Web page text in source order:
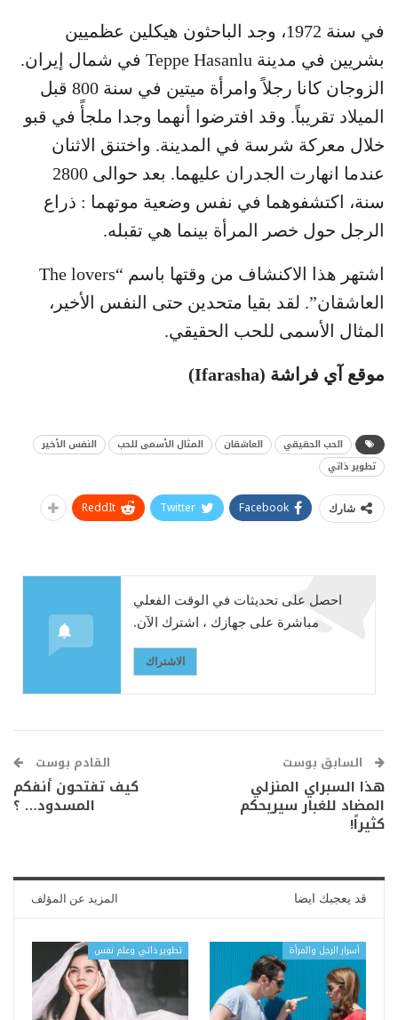
في سنة 1972، وجد الباحثون هيكلين عظميين
بشريين في مدينة Teppe Hasanlu في شمال إيران.
الزوجان كانا رجلاً وامرأة ميتين في سنة 800 قبل
الميلاد تقريباً. وقد افترضوا أنهما وجدا ملجأً في قبو
خلال معركة شرسة في المدينة. واختنق الاثنان
عندما انهارت الجدران عليهما. بعد حوالى 2800
سنة، اكتشفوهما في نفس وضعية موتهما : ذراع
الرجل حول خصر المرأة بينما هي تقبله.
اشتهر هذا الاكنشاف من وقتها باسم “The lovers
العاشقان”. لقد بقيا متحدين حتى النفس الأخير،
المثال الأسمى للحب الحقيقي.
موقع آي فراشة (Ifarasha)
الحب الحقيقي العاشقان المثال الأسمى للحب
النفس الأخير
تطوير ذاتي
شارك Facebook
Twitter
ReddIt
احصل على تحديثات في الوقت الفعلي
مباشرة على جهازك ، اشترك الآن.
الاشتراك
السابق بوست
هذا السبراي المنزلي
المضاد للغبار سيريحكم
كثيراً!
القادم بوست
كيف تفتحون أنفكم
المسدود… ؟
قد يعجبك ايضا المزيد عن المؤلف
أسرار الرجل والمرأة تطوير ذاتي وعلم نفس